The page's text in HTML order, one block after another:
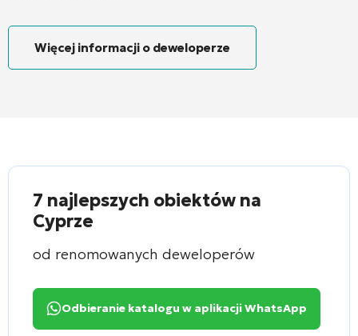
Więcej informacji o deweloperze
7 najlepszych obiektów na
Cyprze
od renomowanych deweloperów
Odbieranie katalogu w aplikacji WhatsApp